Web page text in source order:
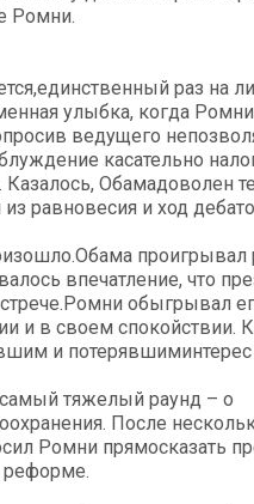
Ромни.
раз на
улыбка, когда
ведущего
касательно
Казалось, Обамадоволен
равновесия и ход
проигрывал
впечатление, что
обыгрывал
и в своем спокойствии.
и потерявшиминтерес
тяжелый раунд – о
После
Ромни прямосказать
реформе.